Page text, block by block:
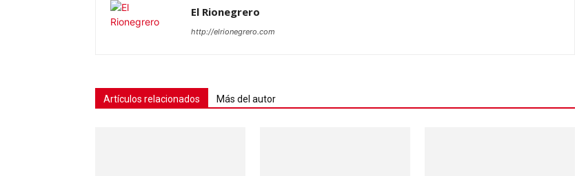
El Rionegrero
http://elrionegrero.com
Artículos relacionados Más del autor